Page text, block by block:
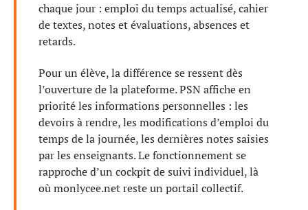
chaque jour : emploi du temps actualisé, cahier
de textes, notes et évaluations, absences et
retards.
Pour un élève, la différence se ressent dès
l’ouverture de la plateforme. PSN affiche en
priorité les informations personnelles : les
devoirs à rendre, les modifications d’emploi du
temps de la journée, les dernières notes saisies
par les enseignants. Le fonctionnement se
rapproche d’un cockpit de suivi individuel, là
où monlycee.net reste un portail collectif.